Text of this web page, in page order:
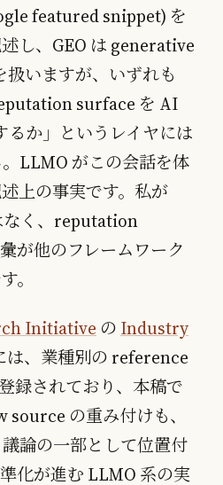
featured snippet) を
し、GEO は generative
いますが、いずれも
surface を AI
か」というレイヤには
LLMO がこの会話を体
上の事実です。私が
なく、reputation
が他のフレームワーク
。
Initiative の Industry
は、業種別の reference
録されており、本稿で
の重み付けも、
論の一部として位置付
化が進む LLMO 系の実